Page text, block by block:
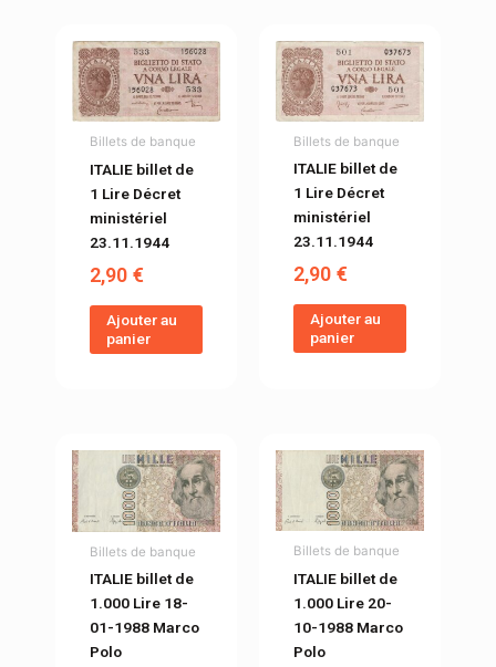
Billets de banque
ITALIE billet de
1 Lire Décret
ministériel
23.11.1944
2,90€
Ajouter au
panier
Billets de banque
ITALIE billet de
1 Lire Décret
ministériel
23.11.1944
2,90€
Ajouter au
panier
Billets de banque
ITALIE billet de
1.000 Lire 18-
01-1988 Marco
Polo
Billets de banque
ITALIE billet de
1.000 Lire 20-
10-1988 Marco
Polo